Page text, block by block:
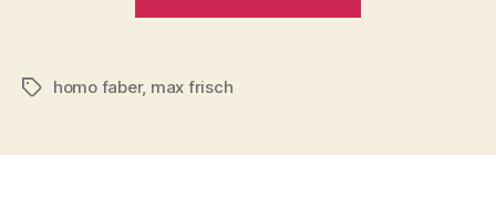
Tagshomo faber, max frisch